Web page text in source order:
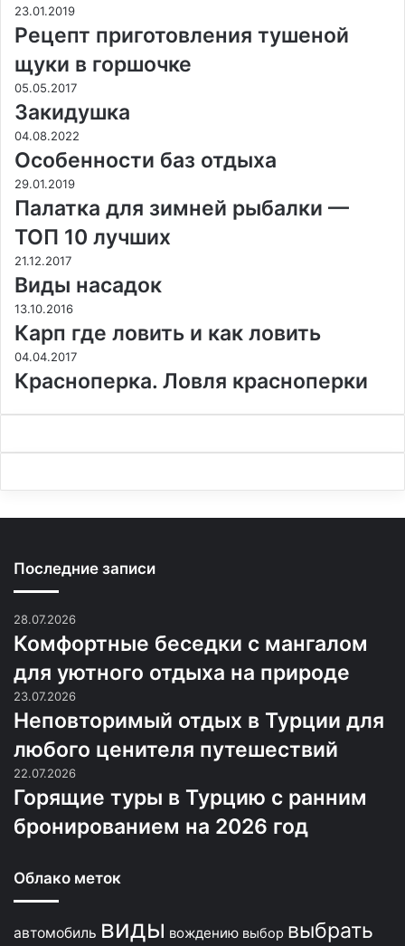
23.01.2019
Рецепт приготовления тушеной
щуки в горшочке
05.05.2017
Закидушка
04.08.2022
Особенности баз отдыха
29.01.2019
Палатка для зимней рыбалки —
ТОП 10 лучших
21.12.2017
Виды насадок
13.10.2016
Карп где ловить и как ловить
04.04.2017
Красноперка. Ловля красноперки
Последние записи
28.07.2026
Комфортные беседки с мангалом
для уютного отдыха на природе
23.07.2026
Неповторимый отдых в Турции для
любого ценителя путешествий
22.07.2026
Горящие туры в Турцию с ранним
бронированием на 2026 год
Облако меток
автомобиль виды вождению выбор выбрать